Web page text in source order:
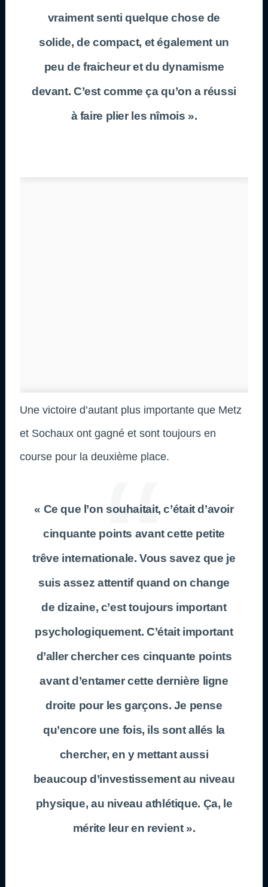
vraiment senti quelque chose de
solide, de compact, et également un
peu de fraicheur et du dynamisme
devant. C’est comme ça qu’on a réussi
à faire plier les nîmois ».
Une victoire d’autant plus importante que Metz
et Sochaux ont gagné et sont toujours en
course pour la deuxième place.
« Ce que l’on souhaitait, c’était d’avoir
cinquante points avant cette petite
trêve internationale. Vous savez que je
suis assez attentif quand on change
de dizaine, c’est toujours important
psychologiquement. C’était important
d’aller chercher ces cinquante points
avant d’entamer cette dernière ligne
droite pour les garçons. Je pense
qu’encore une fois, ils sont allés la
chercher, en y mettant aussi
beaucoup d’investissement au niveau
physique, au niveau athlétique. Ça, le
mérite leur en revient ».